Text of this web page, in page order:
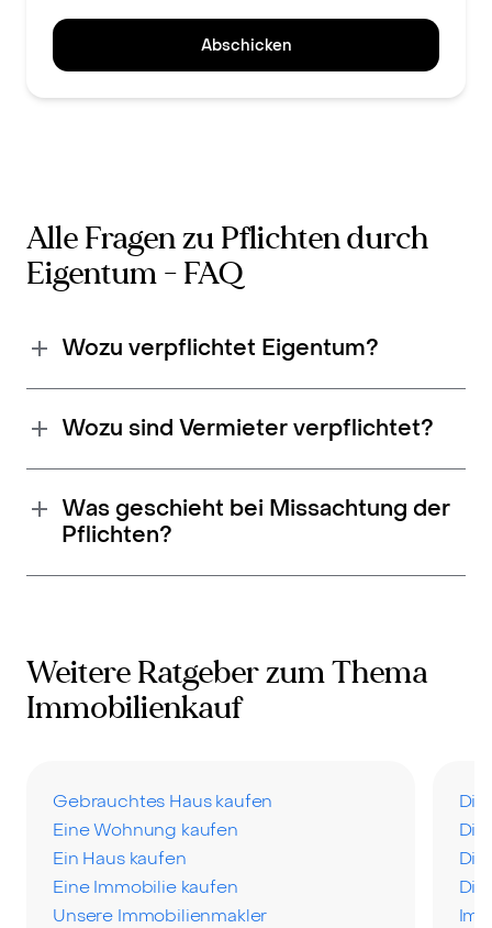
Abschicken
Alle Fragen zu Pflichten durch
Eigentum - FAQ
Wozu verpflichtet Eigentum?
Wozu sind Vermieter verpflichtet?
Was geschieht bei Missachtung der
Pflichten?
Weitere Ratgeber zum Thema
Immobilienkauf
Gebrauchtes Haus kaufen
Eine Wohnung kaufen
Ein Haus kaufen
Eine Immobilie kaufen
Unsere Immobilienmakler